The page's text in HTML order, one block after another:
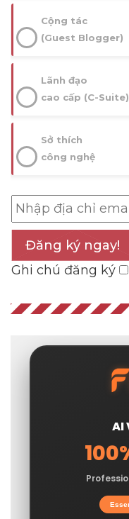
Cộng tác
(Guest Blogger)
Lãnh đạo
cao cấp (C-Suite)
Sở thích
công nghệ
Đăng ký ngay!
Ghi chú đăng ký